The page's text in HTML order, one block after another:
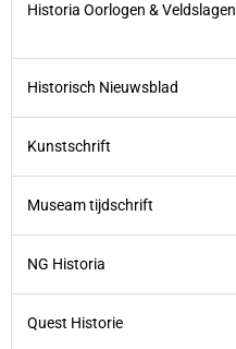
Historia Oorlogen & Veldslagen
Historisch Nieuwsblad
Kunstschrift
Museam tijdschrift
NG Historia
Quest Historie